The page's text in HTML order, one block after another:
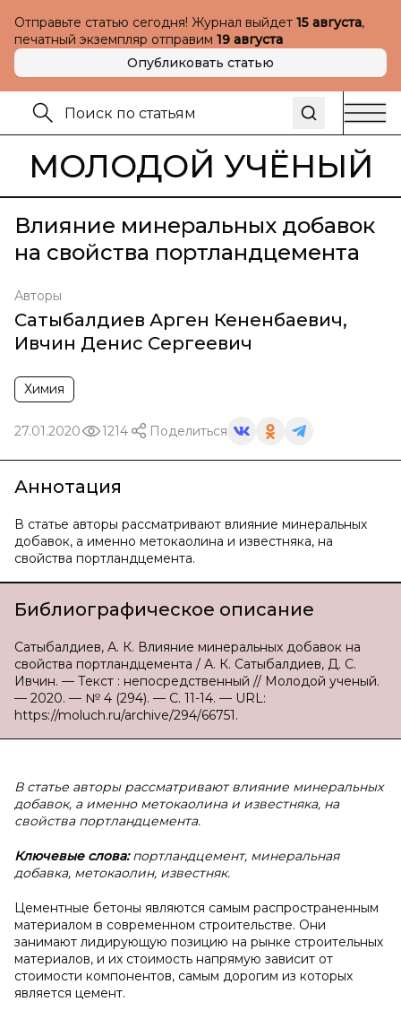
Отправьте статью сегодня! Журнал выйдет 15 августа,
печатный экземпляр отправим 19 августа
Опубликовать статью
МОЛОДОЙ УЧЁНЫЙ
Влияние минеральных добавок
на свойства портландцемента
Авторы
Сатыбалдиев Арген Кененбаевич,
Ивчин Денис Сергеевич
Химия
27.01.2020 1214 Поделиться
Аннотация
В статье авторы рассматривают влияние минеральных
добавок, а именно метокаолина и известняка, на
свойства портландцемента.
Библиографическое описание
Сатыбалдиев, А. К. Влияние минеральных добавок на
свойства портландцемента / А. К. Сатыбалдиев, Д. С.
Ивчин. — Текст : непосредственный // Молодой ученый.
— 2020. — № 4 (294). — С. 11-14. — URL:
https://moluch.ru/archive/294/66751.
В статье авторы рассматривают влияние минеральных
добавок, а именно метокаолина и известняка, на
свойства портландцемента.
Ключевые слова:портландцемент, минеральная
добавка, метокаолин, известняк.
Цементные бетоны являются самым распространенным
материалом в современном строительстве. Они
занимают лидирующую позицию на рынке строительных
материалов, и их стоимость напрямую зависит от
стоимости компонентов, самым дорогим из которых
является цемент.